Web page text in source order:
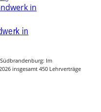
in
Im
insgesamt 450 Lehrverträge